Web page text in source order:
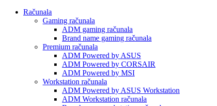
Računala
Gaming računala
ADM gaming računala
Brand name gaming računala
Premium računala
ADM Powered by ASUS
ADM Powered by CORSAIR
ADM Powered by MSI
Workstation računala
ADM Powered by ASUS Workstation
ADM Workstation računala